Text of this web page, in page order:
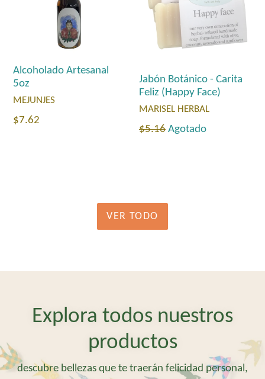
Alcoholado Artesanal
5oz
MEJUNJES
Precio
$7.62
Jabón Botánico - Carita
Feliz (Happy Face)
MARISEL HERBAL
Precio
$5.16 Agotado
VER TODO
Explora todos nuestros
productos
descubre bellezas que te traerán felicidad personal,